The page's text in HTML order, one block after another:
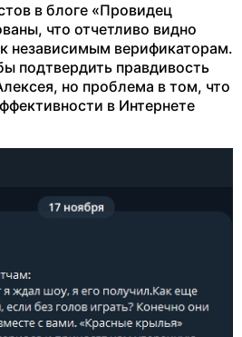
в блоге «Провидец
что отчетливо видно
независимым верификаторам.
подтвердить правдивость
но проблема в том, что
в Интернете